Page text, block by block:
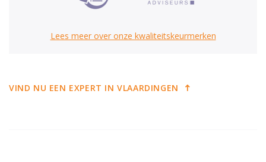
Lees meer over onze kwaliteitskeurmerken
VIND NU EEN EXPERT IN VLAARDINGEN